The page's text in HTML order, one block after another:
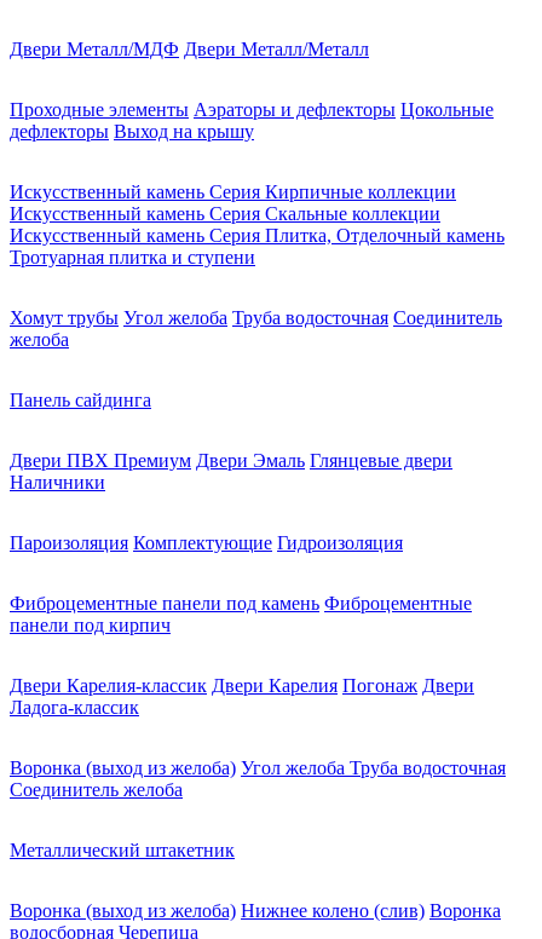
Двери Металл/МДФ Двери Металл/Металл
Проходные элементы Аэраторы и дефлекторы Цокольные
дефлекторы Выход на крышу
Искусственный камень Серия Кирпичные коллекции
Искусственный камень Серия Скальные коллекции
Искусственный камень Серия Плитка, Отделочный камень
Тротуарная плитка и ступени
Хомут трубы Угол желоба Труба водосточная Соединитель
желоба
Панель сайдинга
Двери ПВХ Премиум Двери Эмаль Глянцевые двери
Наличники
Пароизоляция Комплектующие Гидроизоляция
Фиброцементные панели под камень Фиброцементные
панели под кирпич
Двери Карелия-классик Двери Карелия Погонаж Двери
Ладога-классик
Воронка (выход из желоба) Угол желоба Труба водосточная
Соединитель желоба
Металлический штакетник
Воронка (выход из желоба) Нижнее колено (слив) Воронка
водосборная Черепица